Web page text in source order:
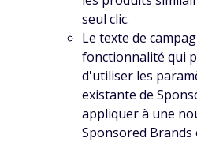
seul clic.
Le texte de
fonctionnalité qui
d'utiliser les
existante de
appliquer à une
Sponsored Brands